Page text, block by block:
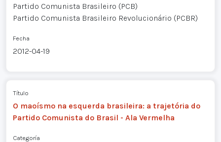
Partido Comunista Brasileiro (PCB)
Partido Comunista Brasileiro Revolucionário (PCBR)
Fecha
2012-04-19
Título
O maoísmo na esquerda brasileira: a trajetória do
Partido Comunista do Brasil - Ala Vermelha
Categoría